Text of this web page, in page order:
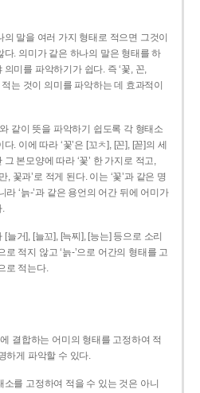
말을 여러 가지 형태로 적으면 그것이
. 의미가 같은 하나의 말은 형태를 하
미를 파악하기가 쉽다. 즉 ‘꽃, 꼰,
적는 것이 의미를 파악하는 데 효과적이
같이 뜻을 파악하기 쉽도록 각 형태소
. 이에 따라 ‘꽃’은 [꼬ㅊ], [꼰], [꼳]의 세
본모양에 따라 ‘꽃’ 한 가지로 적고,
, 꽃과’로 적게 된다. 이는 ‘꽃’과 같은 명
‘늙-’과 같은 용언의 어간 뒤에 어미가
.
[늘거], [늘꼬], [늑찌], [능는] 등으로 소리
로 적지 않고 ‘늙-’으로 어간의 형태를 고
로 적는다.
결합하는 어미의 형태를 고정하여 적
하게 파악할 수 있다.
를 고정하여 적을 수 있는 것은 아니